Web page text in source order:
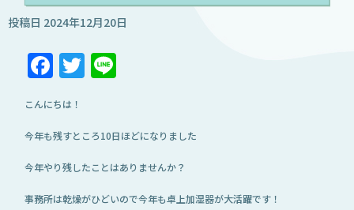
投稿日 2024年12月20日
Facebook
Twitter
こんにちは！
今年も残すところ10日ほどになりました
今年やり残したことはありませんか？
事務所は乾燥がひどいので今年も卓上加湿器が大活躍です！